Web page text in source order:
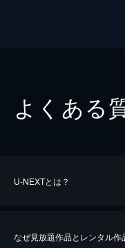
よくある
U-NEXTとは？
なぜ見放題作品とレンタル作